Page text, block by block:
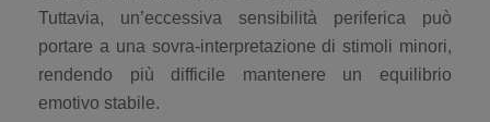
Tuttavia, un’eccessiva sensibilità periferica può
portare a una sovra-interpretazione di stimoli minori,
rendendo più difficile mantenere un equilibrio
emotivo stabile.